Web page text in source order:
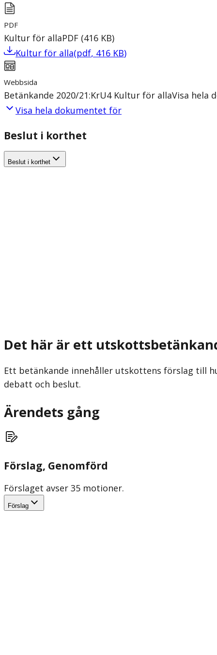
PDF
Kultur för allaPDF (416 KB)
Kultur för alla(pdf, 416 KB)
Webbsida
Betänkande 2020/21:KrU4 Kultur för allaVisa hela
Visa hela dokumentet för
Beslut i korthet
Beslut i korthet
Det här är ett
Ett betänkande innehåller utskottens förslag till
debatt och beslut.
Ärendets gång
Förslag, Genomförd
Förslaget avser 35 motioner.
Förslag